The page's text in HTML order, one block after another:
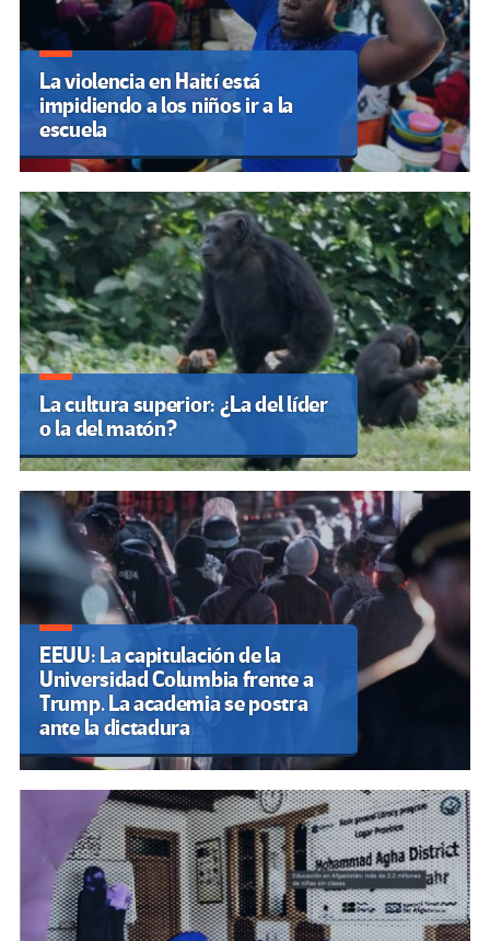
La violencia en Haití está
impidiendo a los niños ir a la
escuela
La cultura superior: ¿La del líder
o la del matón?
EEUU: La capitulación de la
Universidad Columbia frente a
Trump. La academia se postra
ante la dictadura